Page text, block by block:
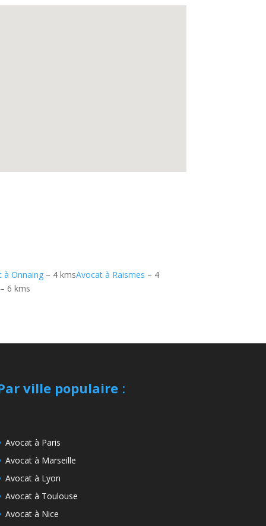
à Onnaing – 4 kmsAvocat à Raismes – 4
– 6 kms
ville populaire:
Avocat à Paris
Avocat à Marseille
Avocat à Lyon
Avocat à Toulouse
Avocat à Nice